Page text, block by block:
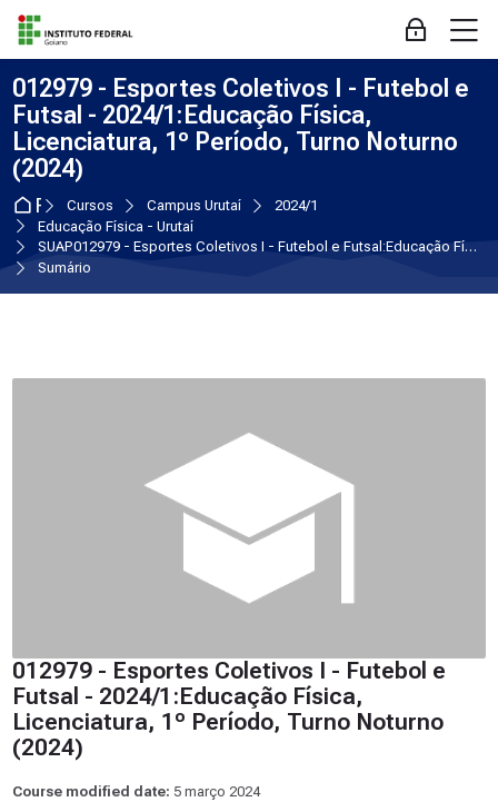
Skip to navigation
Skip to login form
Ir para o conteúdo principal
Skip to accessibility options
Skip to footer
Skip accessibility options
Acessar
012979 - Esportes Coletivos I - Futebol e
Futsal - 2024/1:Educação Física,
Licenciatura, 1º Período, Turno Noturno
(2024)
Página inicial
Cursos Campus Urutaí
2024/1
Educação Física - Urutaí
SUAP012979 - Esportes Coletivos I - Futebol e Futsal:Educação Física, Licenciatura, 1º Período, Turno Noturno (2024)
Sumário
012979 - Esportes Coletivos I - Futebol e
Futsal - 2024/1:Educação Física,
Licenciatura, 1º Período, Turno Noturno
(2024)
Course modified date: 5 março 2024